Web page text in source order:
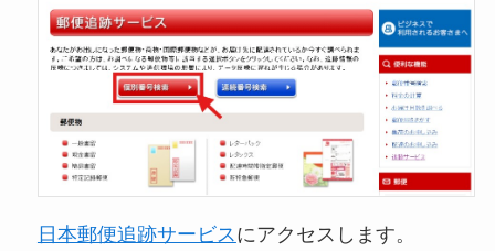
日本郵便追跡サービスにアクセスします。